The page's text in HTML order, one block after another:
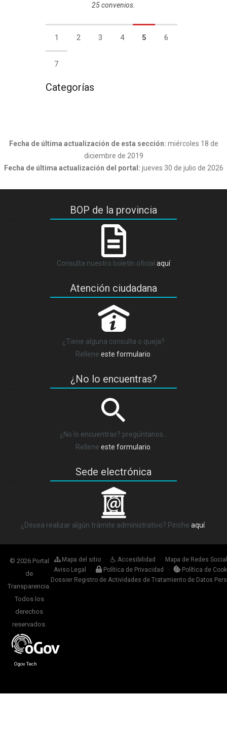
25 convenios.
1 2 3 4 5 6
7
Categorías
Fecha de última actualización de esta sección: miércoles 18 de
diciembre de 2019
Fecha de última actualización del portal: jueves 30 de julio de 2026
BOP de la provincia
Consulta nuestro boletín oficial aquí
Atención ciudadana
P
¿Tiene alguna consulta o queja?
Rellene este formulario
¿No lo encuentras?
¿No lo encuentras? pregúntanos…
Rellene este formulario
Sede electrónica
_
¿Desea realizar algún trámite administrativo? Pinche aquí.
© 2026 Portal
de
Transparencia.
Todos los
derechos
reservados.
Mapa del sitio · Accesibilidad ·
Mapa de Redes
Aviso Legal
· Política de Privacidad ·
Política de
Dossier Registro de Actividades de Tratamiento de Datos
Ogov Tech